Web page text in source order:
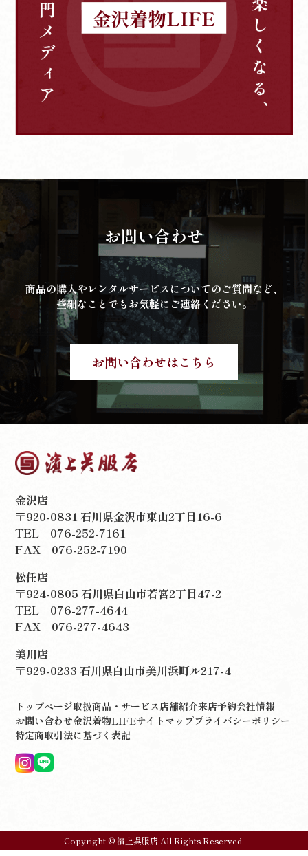
お問い合わせ
商品の購入やレンタルサービスについてのご質問など、
些細なことでもお気軽にご連絡ください。
お問い合わせはこちら
金沢店
〒920-0831 石川県金沢市東山2丁目16-6
TEL 076-252-7161
FAX 076-252-7190
松任店
〒924-0805 石川県白山市若宮2丁目47-2
TEL 076-277-4644
FAX 076-277-4643
美川店
〒929-0233 石川県白山市美川浜町ル217-4
トップページ取扱商品・サービス店舗紹介来店予約会社情報
お問い合わせ金沢着物LIFEサイトマッププライバシーポリシー
特定商取引法に基づく表記
Copyright © 濱上呉服店 All Rights Reserved.